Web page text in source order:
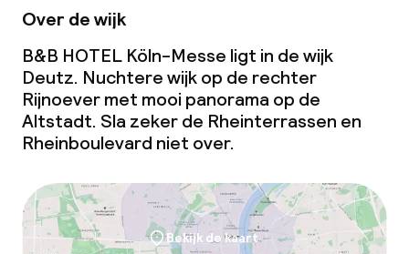
Over de wijk
B&B HOTEL Köln-Messe ligt in de wijk
Deutz. Nuchtere wijk op de rechter
Rijnoever met mooi panorama op de
Altstadt. Sla zeker de Rheinterrassen en
Rheinboulevard niet over.
Bekijk de kaart